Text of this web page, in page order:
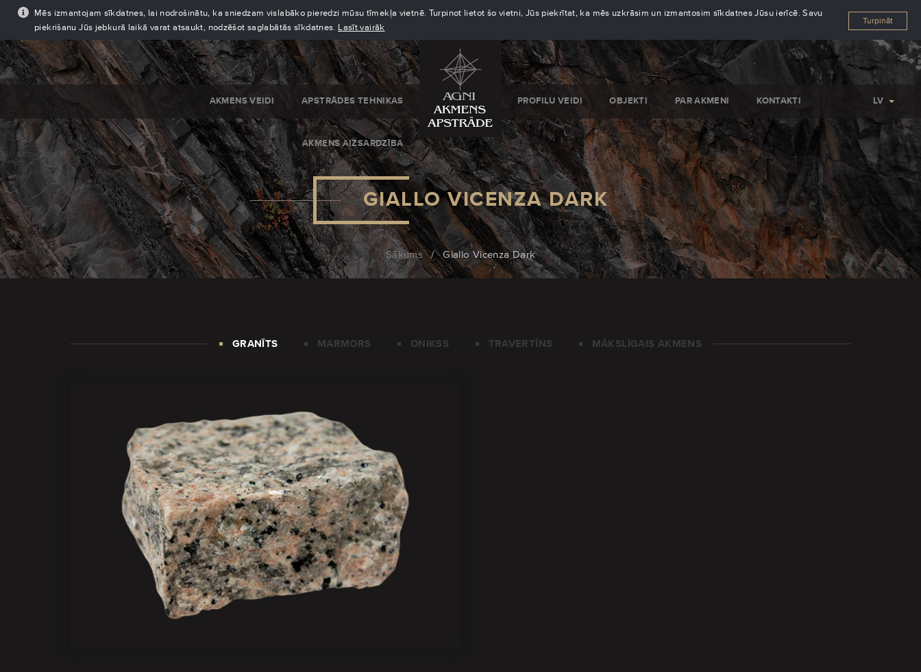
Mēs izmantojam sīkdatnes, lai nodrošinātu, ka sniedzam vislabāko pieredzi mūsu tīmekļa vietnē. Turpinot lietot šo vietni, Jūs piekrītat, ka mēs uzkrāsim un izmantosim sīkdatnes Jūsu ierīcē. Savu
piekrišanu Jūs jebkurā laikā varat atsaukt, nodzēšot saglabātās sīkdatnes. Lasīt vairāk
Turpināt
AKMENS VEIDI APSTRĀDES TEHNIKAS
AKMENS AIZSARDZĪBA
PROFILU VEIDI OBJEKTI PAR AKMENI KONTAKTI LV
GIALLO VICENZA DARK
Sākums / Giallo Vicenza Dark
GRANĪTS MARMORS ONIKSS TRAVERTĪNS MĀKSLĪGAIS AKMENS